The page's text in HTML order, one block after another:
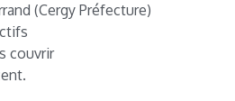
(Cergy Préfecture)
couvrir